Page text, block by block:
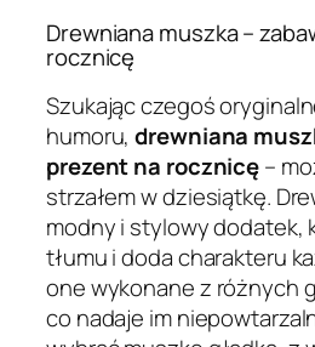
Drewniana muszka –
rocznicę
Szukając czegoś
humoru,drewniana
prezent na rocznicę–
strzałem w dziesiątkę.
modny i stylowy dodatek,
tłumu i doda charakteru
one wykonane z różnych
co nadaje im